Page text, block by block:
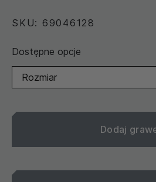
SKU: 69046128
Dostępne opcje
Rozmiar
Dodaj